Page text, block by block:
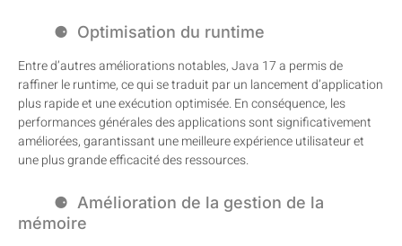
Optimisation du runtime
Entre d’autres améliorations notables, Java 17 a permis de
raffiner le runtime, ce qui se traduit par un lancement d’application
plus rapide et une exécution optimisée. En conséquence, les
performances générales des applications sont significativement
améliorées, garantissant une meilleure expérience utilisateur et
une plus grande efficacité des ressources.
Amélioration de la gestion de la
mémoire